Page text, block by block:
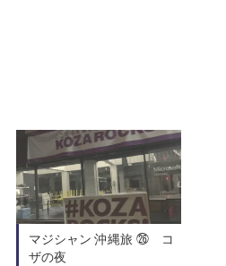
マジシャン 沖縄旅 ㉖ コ
ザの夜